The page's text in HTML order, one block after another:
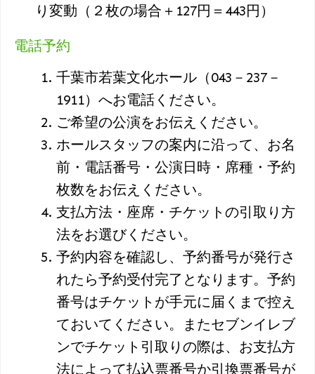
り変動（２枚の場合＋127円＝443円）
電話予約
千葉市若葉文化ホール（043－237－
1911）へお電話ください。
ご希望の公演をお伝えください。
ホールスタッフの案内に沿って、お名
前・電話番号・公演日時・席種・予約
枚数をお伝えください。
支払方法・座席・チケットの引取り方
法をお選びください。
予約内容を確認し、予約番号が発行さ
れたら予約受付完了となります。予約
番号はチケットが手元に届くまで控え
ておいてください。またセブンイレブ
ンでチケット引取りの際は、お支払方
法によって払込票番号か引換票番号が